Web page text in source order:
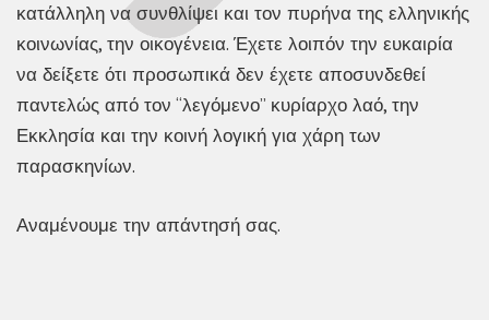
κατάλληλη να συνθλίψει και τον πυρήνα της ελληνικής
κοινωνίας, την οικογένεια. Έχετε λοιπόν την ευκαιρία
να δείξετε ότι προσωπικά δεν έχετε αποσυνδεθεί
παντελώς από τον “λεγόμενο” κυρίαρχο λαό, την
Εκκλησία και την κοινή λογική για χάρη των
παρασκηνίων.
Αναμένουμε την απάντησή σας.